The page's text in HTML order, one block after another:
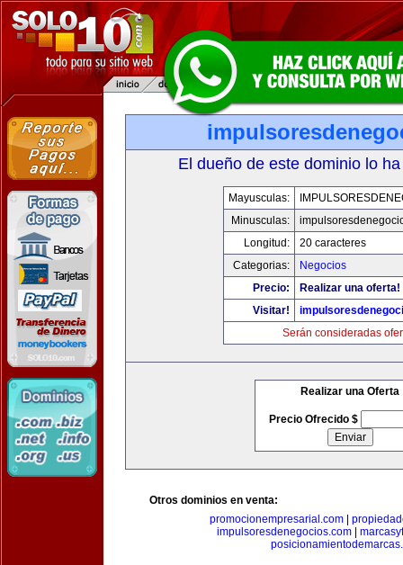
El dueño de este dominio lo
Mayusculas:
Minusculas:
Longitud:
20 caracteres
Categorias:
Negocios
Precio:
Realizar una oferta!
Visitar!
Serán consideradas
Realizar una Oferta
Precio Ofrecido $
Otros dominios en venta:
promocionempresarial.com|
impulsoresdenegocios.com|